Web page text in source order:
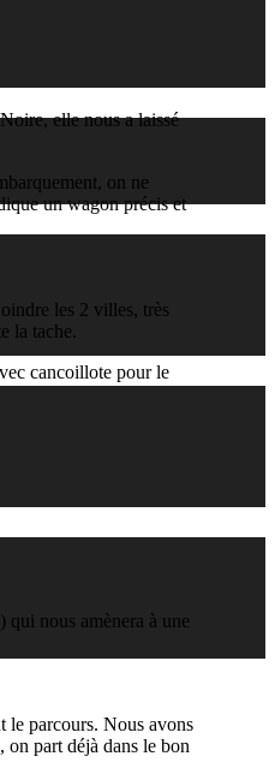
elle nous a laissé
on ne
un wagon précis et
les 2 villes, très
la tache.
cancoillote pour le
qui nous amènera à une
le parcours. Nous avons
on part déjà dans le bon